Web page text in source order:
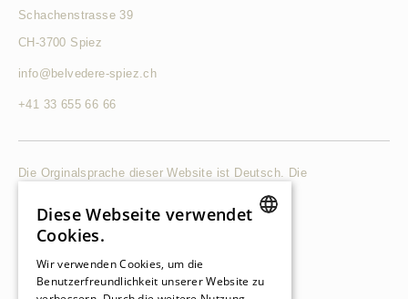
Schachenstrasse 39
CH-3700 Spiez
info@belvedere-spiez.ch
+41 33 655 66 66
Die Orginalsprache dieser Website ist Deutsch. Die
©2021 Belvédère Strandhotel
Diese Webseite verwendet
Cookies.
Wir verwenden Cookies, um die
Benutzerfreundlichkeit unserer Website zu